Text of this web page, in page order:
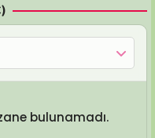
bulunamadı.